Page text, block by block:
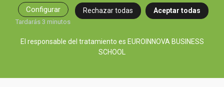
Configurar
Tardarás 3 minutos
Rechazar todas Aceptar todas
El responsable del tratamiento es EUROINNOVA BUSINESS
SCHOOL